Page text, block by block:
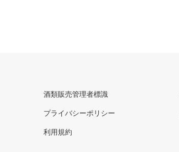
酒類販売管理者標識
プライバシーポリシー
利用規約